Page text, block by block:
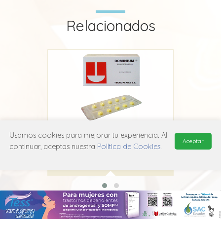
Relacionados
Dominium
Usamos cookies para mejorar tu experiencia. Al
continuar, aceptas nuestra Política de Cookies.
Aceptar